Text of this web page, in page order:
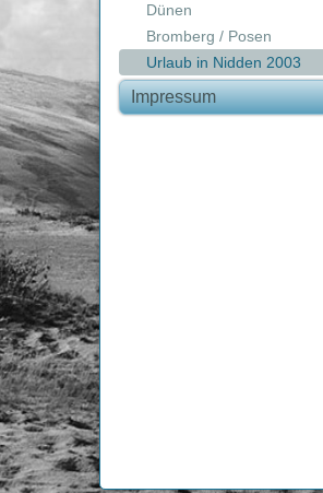
Dünen
Bromberg / Posen
Urlaub in Nidden 2003
Impressum